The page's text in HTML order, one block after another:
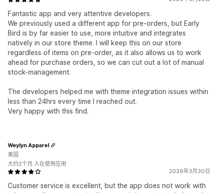
Fantastic app and very attentive developers.
We previously used a different app for pre-orders, but Early
Bird is by far easier to use, more intuitive and integrates
natively in our store theme. I will keep this on our store
regardless of items on pre-order, as it also allows us to work
ahead for purchase orders, so we can cut out a lot of manual
stock-management.
The developers helped me with theme integration issues within
less than 24hrs every time I reached out.
Very happy with this find.
2026年3月30日
Customer service is excellent, but the app does not work with
Weylyn Apparel
美国
大约2个月 人在使用应用